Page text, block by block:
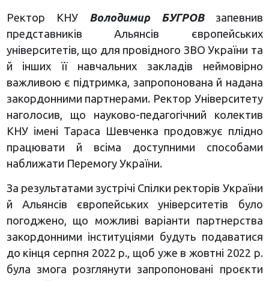
Ректор КНУ Володимир БУГРОВзапевнив
представників Альянсів європейських
університетів, що для провідного ЗВО України та
й інших її навчальних закладів неймовірно
важливою є підтримка, запропонована й надана
закордонними партнерами. Ректор Університету
наголосив, що науково-педагогічний колектив
КНУ імені Тараса Шевченка продовжує плідно
працювати й всіма доступними способами
наближати Перемогу України.
За результатами зустрічі Спілки ректорів України
й Альянсів європейських університетів було
погоджено, що можливі варіанти партнерства
закордонними інституціями будуть подаватися
до кінця серпня 2022 р., щоб уже в жовтні 2022 р.
була змога розглянути запропоновані проєкти